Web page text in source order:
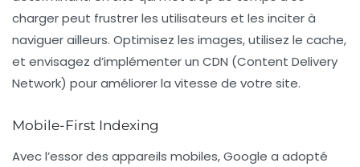
charger peut frustrer les utilisateurs et les inciter à
naviguer ailleurs. Optimisez les images, utilisez le cache,
et envisagez d’implémenter un CDN (Content Delivery
Network) pour améliorer la vitesse de votre site.
Mobile-First Indexing
Avec l’essor des appareils mobiles, Google a adopté